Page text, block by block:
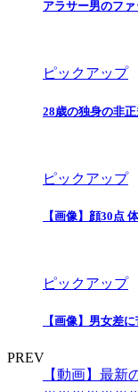
アラサー男のフ
ピックアップ
28歳の独身の非
ピックアップ
【画像】顔30点
ピックアップ
【画像】男女差
PREV
【動画】最新